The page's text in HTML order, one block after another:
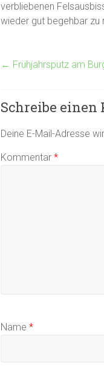
verbliebenen
wieder gut begehbar zu
← Frühjahrsputz am
Schreibe einen
Deine E-Mail-Adresse
Kommentar *
Name *